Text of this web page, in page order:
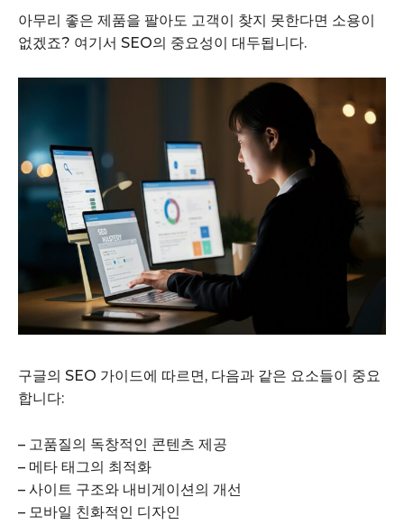
아무리 좋은 제품을 팔아도 고객이 찾지 못한다면 소용이
없겠죠? 여기서 SEO의 중요성이 대두됩니다.
구글의 SEO 가이드에 따르면, 다음과 같은 요소들이 중요
합니다:
– 고품질의 독창적인 콘텐츠 제공
– 메타 태그의 최적화
– 사이트 구조와 내비게이션의 개선
– 모바일 친화적인 디자인